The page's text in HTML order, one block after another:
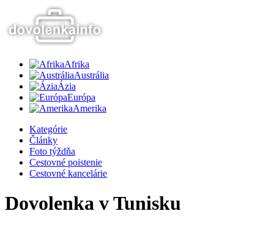
Afrika
Austrália
Ázia
Európa
Amerika
Kategórie
Články
Foto týždňa
Cestovné poistenie
Cestovné kancelárie
Dovolenka v Tunisku